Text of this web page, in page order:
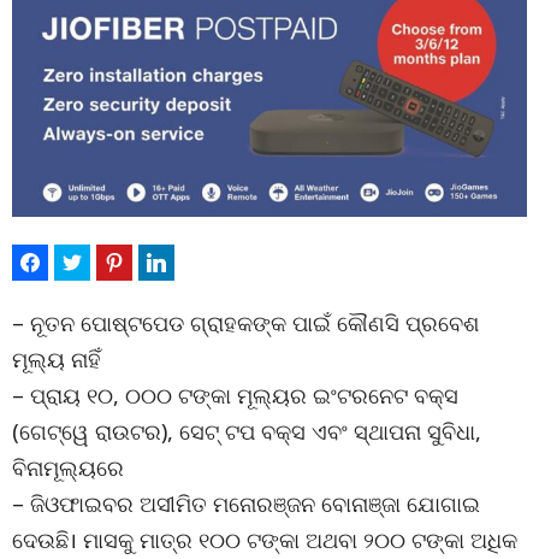
– ନୂତନ ପୋଷ୍ଟପେଡ ଗ୍ରାହକଙ୍କ ପାଇଁ କୌଣସି ପ୍ରବେଶ
ମୂଲ୍ୟ ନାହିଁ
– ପ୍ରାୟ ୧୦, ୦୦୦ ଟଙ୍କା ମୂଲ୍ୟର ଇଂଟରନେଟ ବକ୍ସ
(ଗେଟ୍‌ୱେ ରାଉଟର), ସେଟ୍ ଟପ ବକ୍ସ ଏବଂ ସ୍ଥାପନା ସୁବିଧା,
ବିନାମୂଲ୍ୟରେ
– ଜିଓଫାଇବର ଅସୀମିତ ମନୋରଞ୍ଜନ ବୋନାଞ୍ଜା ଯୋଗାଇ
ଦେଉଛି। ମାସକୁ ମାତ୍ର ୧୦୦ ଟଙ୍କା ଅଥବା ୨୦୦ ଟଙ୍କା ଅଧିକ